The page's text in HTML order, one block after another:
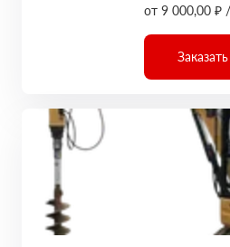
от 9 000,00 ₽
Заказать